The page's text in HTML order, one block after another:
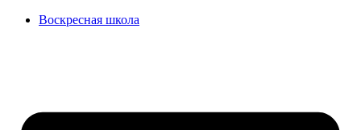
Воскресная школа